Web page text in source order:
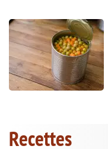
Recettes